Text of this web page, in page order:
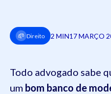
Direito 2 MIN17 MARÇO
Todo advogado sabe
um bom banco de